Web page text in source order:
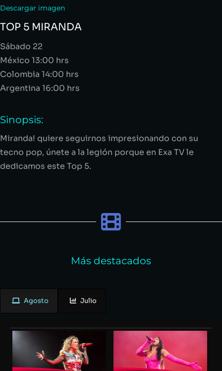
Descargar imagen
TOP 5 MIRANDA
Sábado 22
México 13:00 hrs
Colombia 14:00 hrs
Argentina 16:00 hrs
Sinopsis:
Miranda! quiere seguirnos impresionando con su
tecno pop, únete a la legión porque en Exa TV le
dedicamos este Top 5.
Más destacados
Agosto Julio